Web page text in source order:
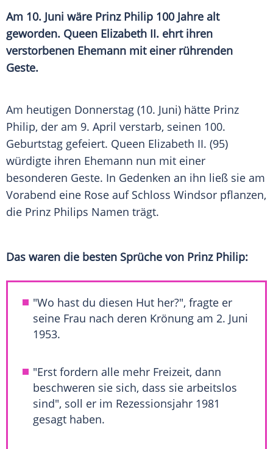
Am 10. Juni wäre Prinz Philip 100 Jahre alt
geworden. Queen Elizabeth II. ehrt ihren
verstorbenen Ehemann mit einer rührenden
Geste.
Am heutigen Donnerstag (10. Juni) hätte Prinz
Philip, der am 9. April verstarb, seinen 100.
Geburtstag gefeiert. Queen Elizabeth II. (95)
würdigte ihren Ehemann nun mit einer
besonderen Geste. In Gedenken an ihn ließ sie am
Vorabend eine Rose auf Schloss Windsor pflanzen,
die Prinz Philips Namen trägt.
Das waren die besten Sprüche von Prinz Philip:
"Wo hast du diesen Hut her?", fragte er
seine Frau nach deren Krönung am 2. Juni
1953.
"Erst fordern alle mehr Freizeit, dann
beschweren sie sich, dass sie arbeitslos
sind", soll er im Rezessionsjahr 1981
gesagt haben.